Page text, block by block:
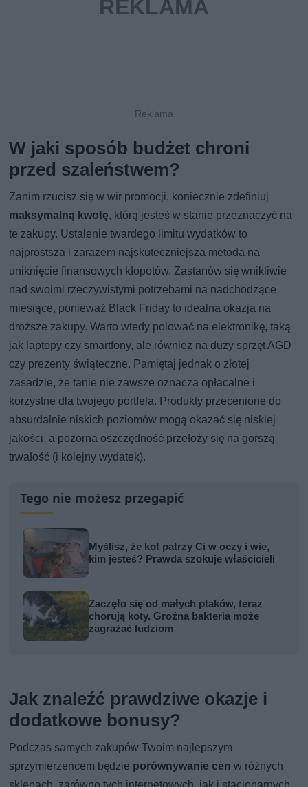
W jaki sposób budżet chroni
przed szaleństwem?
Zanim rzucisz się w wir promocji, koniecznie zdefiniuj
maksymalną kwotę, którą jesteś w stanie przeznaczyć na
te zakupy. Ustalenie twardego limitu wydatków to
najprostsza i zarazem najskuteczniejsza metoda na
uniknięcie finansowych kłopotów. Zastanów się wnikliwie
nad swoimi rzeczywistymi potrzebami na nadchodzące
miesiące, ponieważ Black Friday to idealna okazja na
droższe zakupy. Warto wtedy polować na elektronikę, taką
jak laptopy czy smartfony, ale również na duży sprzęt AGD
czy prezenty świąteczne. Pamiętaj jednak o złotej
zasadzie, że tanie nie zawsze oznacza opłacalne i
korzystne dla twojego portfela. Produkty przecenione do
absurdalnie niskich poziomów mogą okazać się niskiej
jakości, a pozorna oszczędność przełoży się na gorszą
trwałość (i kolejny wydatek).
Tego nie możesz przegapić
Myślisz, że kot patrzy Ci w oczy i wie,
kim jesteś? Prawda szokuje właścicieli
Zaczęło się od małych ptaków, teraz
chorują koty. Groźna bakteria może
zagrażać ludziom
Jak znaleźć prawdziwe okazje i
dodatkowe bonusy?
Podczas samych zakupów Twoim najlepszym
sprzymierzeńcem będzie porównywanie cen w różnych